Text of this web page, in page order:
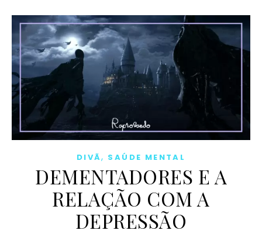
DIVÃ, SAÚDE MENTAL
DEMENTADORES E A
RELAÇÃO COM A
DEPRESSÃO